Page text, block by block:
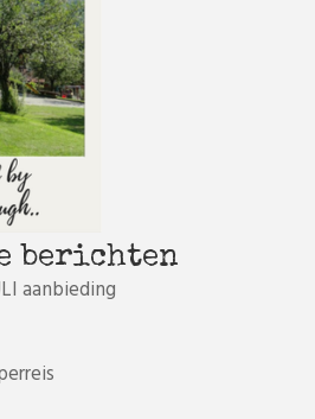
berichten
aanbieding